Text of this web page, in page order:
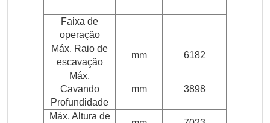
Faixa de
operação
Máx. Raio de
escavação
mm
6182
Máx.
Cavando
Profundidade
mm 3898
Máx. Altura de